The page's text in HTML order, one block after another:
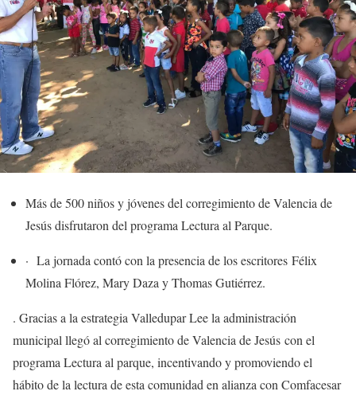
Más de 500 niños y jóvenes del corregimiento de Valencia de
Jesús disfrutaron del programa Lectura al Parque.
· La jornada contó con la presencia de los escritores Félix
Molina Flórez, Mary Daza y Thomas Gutiérrez.
. Gracias a la estrategia Valledupar Lee la administración
municipal llegó al corregimiento de Valencia de Jesús con el
programa Lectura al parque, incentivando y promoviendo el
hábito de la lectura de esta comunidad en alianza con Comfacesar